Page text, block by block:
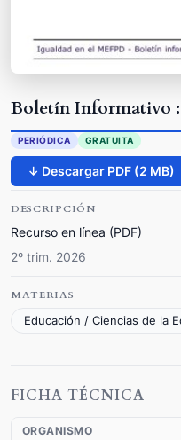
Boletín Informativo
PERIÓDICA GRATUITA
↓ Descargar PDF (2 MB)
DESCRIPCIÓN
Recurso en línea (PDF)
2º trim. 2026
MATERIAS
Educación / Ciencias de la
FICHA TÉCNICA
ORGANISMO